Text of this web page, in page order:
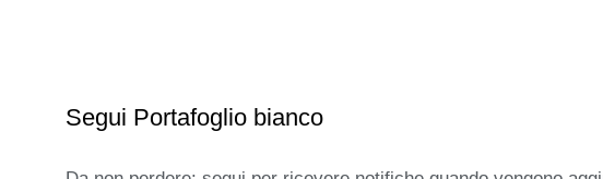
Segui Portafoglio bianco